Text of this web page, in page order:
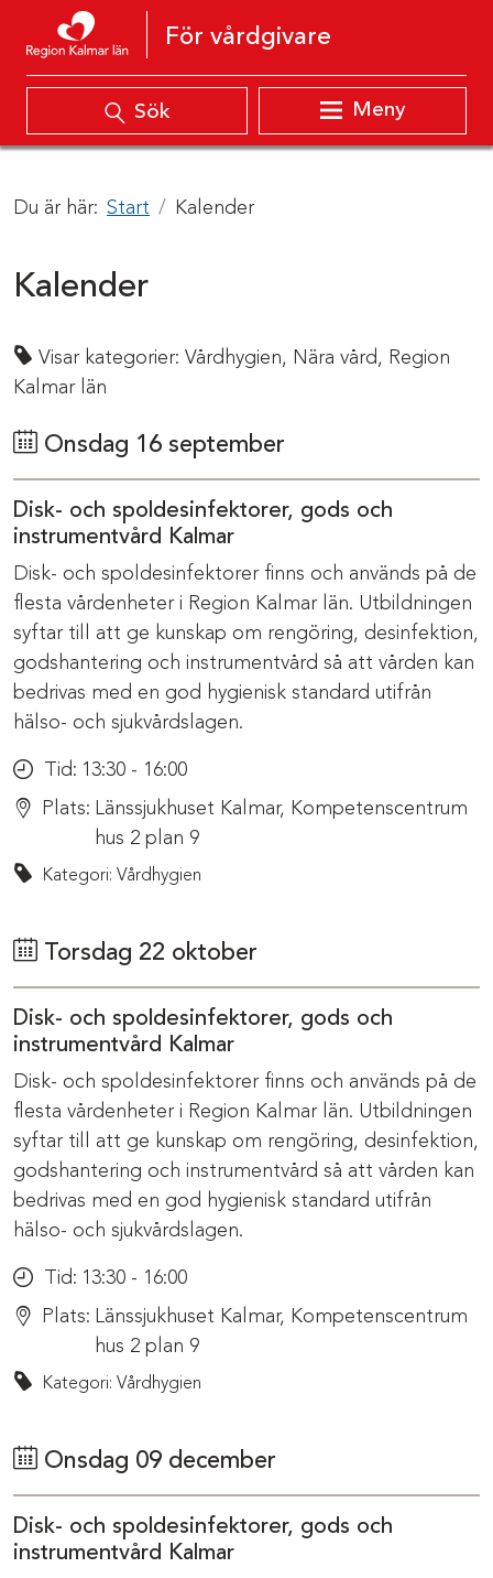
Hoppa till innehåll
För vårdgivare
Sök Meny
Du är här: Start Kalender
Kalender
Visar kategorier: Vårdhygien, Nära vård, Region
Kalmar län
Onsdag 16 september
Disk- och spoldesinfektorer, gods och
instrumentvård Kalmar
Disk- och spoldesinfektorer finns och används på de
flesta vårdenheter i Region Kalmar län. Utbildningen
syftar till att ge kunskap om rengöring, desinfektion,
godshantering och instrumentvård så att vården kan
bedrivas med en god hygienisk standard utifrån
hälso- och sjukvårdslagen.
Tid: 13:30 - 16:00
Plats: Länssjukhuset Kalmar, Kompetenscentrum
hus 2 plan 9
Kategori: Vårdhygien
Torsdag 22 oktober
Disk- och spoldesinfektorer, gods och
instrumentvård Kalmar
Disk- och spoldesinfektorer finns och används på de
flesta vårdenheter i Region Kalmar län. Utbildningen
syftar till att ge kunskap om rengöring, desinfektion,
godshantering och instrumentvård så att vården kan
bedrivas med en god hygienisk standard utifrån
hälso- och sjukvårdslagen.
Tid: 13:30 - 16:00
Plats: Länssjukhuset Kalmar, Kompetenscentrum
hus 2 plan 9
Kategori: Vårdhygien
Onsdag 09 december
Disk- och spoldesinfektorer, gods och
instrumentvård Kalmar